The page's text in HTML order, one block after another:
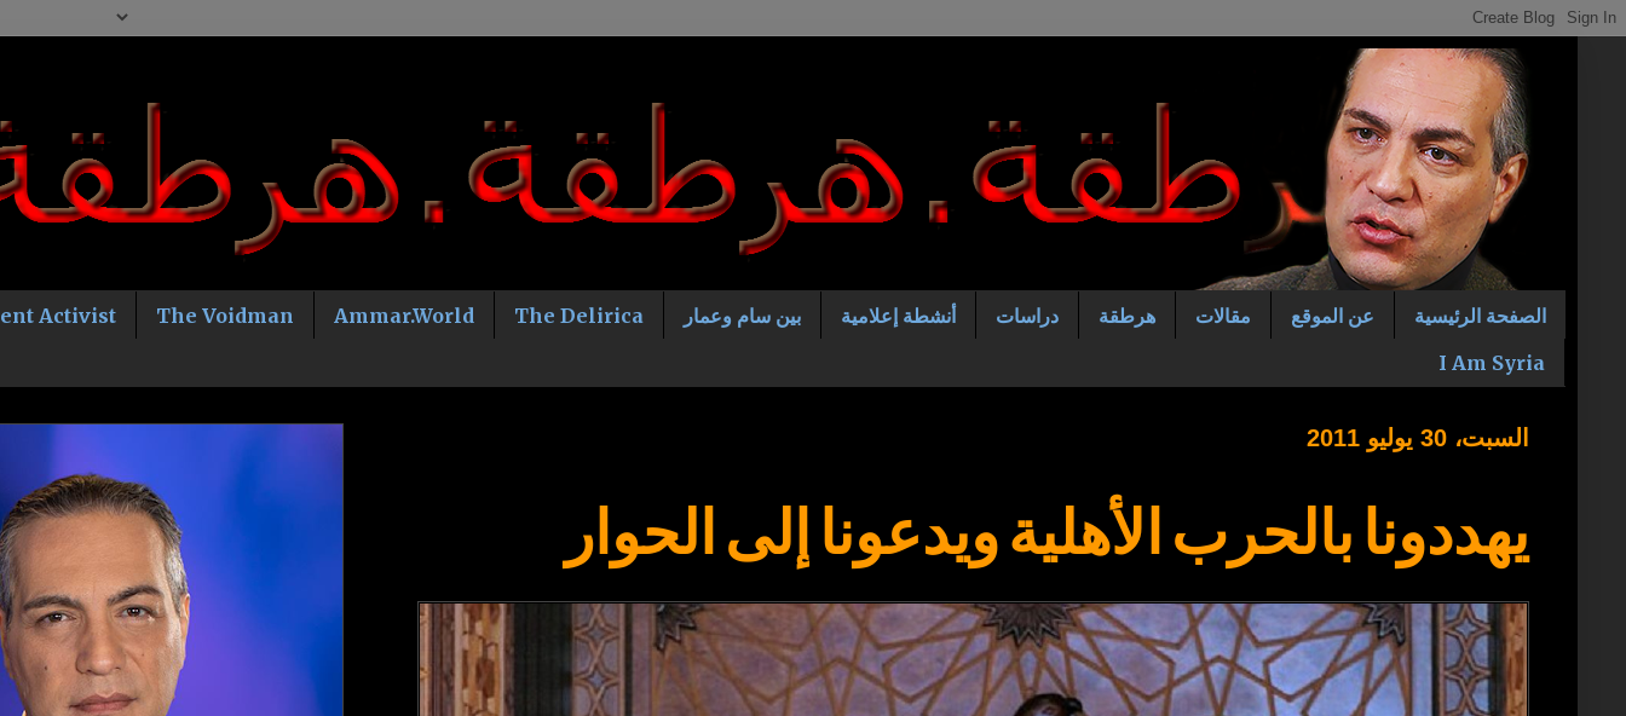
الصفحة الرئيسية عن الموقع مقالات هرطقة دراسات أنشطة إعلامية بين سام وعمار The Delirica
Ammar.World
The Voidman
Activist
I Am Syria
السبت، 30 يوليو 2011
يهددونا بالحرب الأهلية ويدعونا إلى الحوار